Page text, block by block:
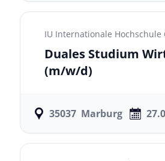
IU Internationale Hochschule
Duales Studium
(m/w/d)
35037 Marburg